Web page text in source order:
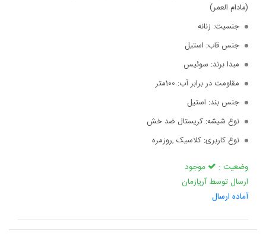
(مادام العمر)
جنسیت: زنانه
جنس قاب: استیل
مبدا برند: سوئیس
مقاومت در برابر آب: 100متر
جنس بند: استیل
نوع شیشه: کریستال ضد خش
نوع کاربری: کلاسیک ,روزمره
وضعیت :
موجود
ارسال توسط آریازمان
آماده ارسال